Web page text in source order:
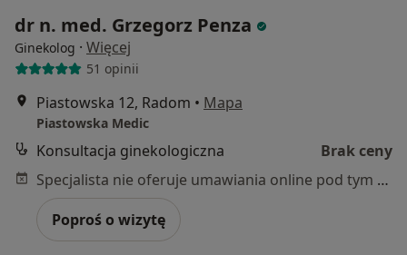
dr n. med. Grzegorz Penza
Ginekolog · Więcej
51 opinii
Piastowska 12, Radom • Mapa
Piastowska Medic
Konsultacja ginekologiczna
Brak ceny
Specjalista nie oferuje umawiania online pod tym adresem.
Poproś o wizytę